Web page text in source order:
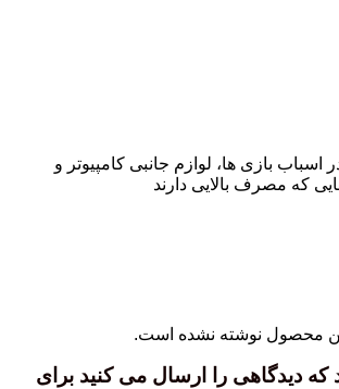
اسباب بازی ها، لوازم جانبی کامپیوتر و
که مصرف بالایی دارند
محصول نوشته نشده است.
که دیدگاهی را ارسال می کنید برای